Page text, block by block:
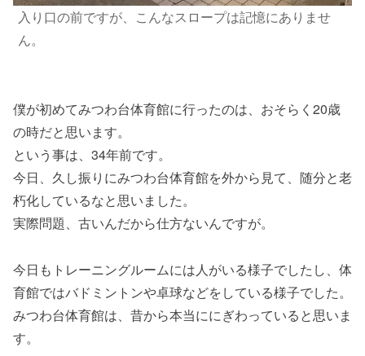
入り口の前ですが、こんなスロープは記憶にありませ
ん。
僕が初めてみつわ台体育館に行ったのは、おそらく20歳
の時だと思います。
という事は、34年前です。
今日、久し振りにみつわ台体育館を外から見て、随分と老
朽化しているなと思いました。
実際問題、古いんだから仕方ないんですが。
今日もトレーニングルームには人がいる様子でしたし、体
育館ではバドミントンや卓球などをしている様子でした。
みつわ台体育館は、昔から本当ににぎわっていると思いま
す。